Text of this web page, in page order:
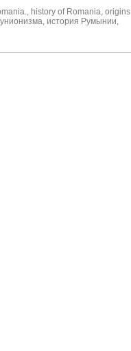
, history of Romania, origins
, история Румынии,